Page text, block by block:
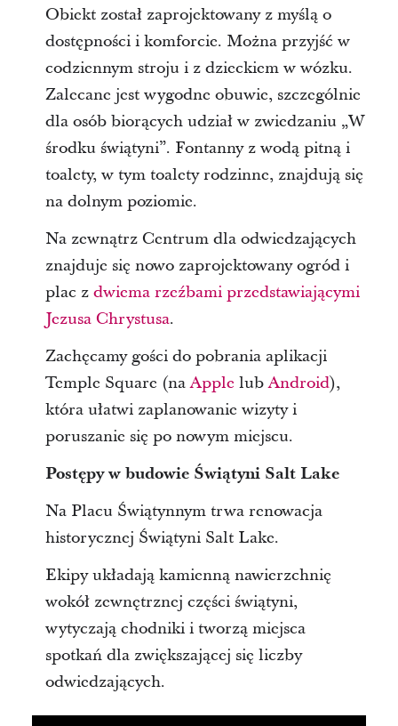
Obiekt został zaprojektowany z myślą o
dostępności i komforcie. Można przyjść w
codziennym stroju i z dzieckiem w wózku.
Zalecane jest wygodne obuwie, szczególnie
dla osób biorących udział w zwiedzaniu „W
środku świątyni”. Fontanny z wodą pitną i
toalety, w tym toalety rodzinne, znajdują się
na dolnym poziomie.
Na zewnątrz Centrum dla odwiedzających
znajduje się nowo zaprojektowany ogród i
plac z dwiema rzeźbami przedstawiającymi
Jezusa Chrystusa.
Zachęcamy gości do pobrania aplikacji
Temple Square (naApple lubAndroid),
która ułatwi zaplanowanie wizyty i
poruszanie się po nowym miejscu.
Postępy w budowie Świątyni Salt Lake
Na Placu Świątynnym trwa renowacja
historycznej Świątyni Salt Lake.
Ekipy układają kamienną nawierzchnię
wokół zewnętrznej części świątyni,
wytyczają chodniki i tworzą miejsca
spotkań dla zwiększającej się liczby
odwiedzających.